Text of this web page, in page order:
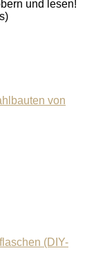
und lesen!
von
(DIY-